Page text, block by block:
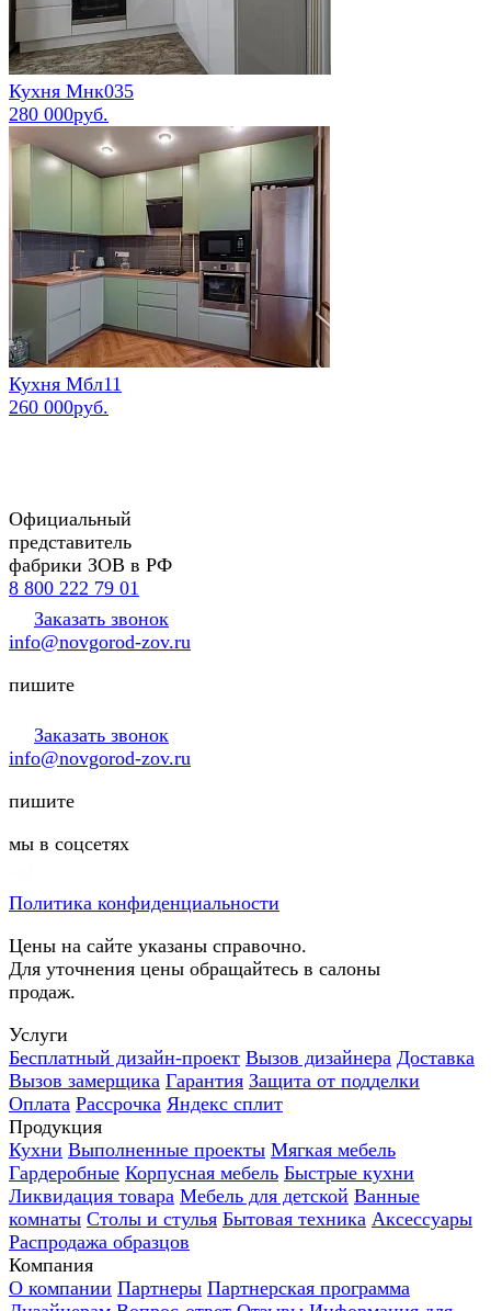
Кухня Мнк035
280 000руб.
Кухня Мбл11
260 000руб.
Официальный
представитель
фабрики ЗОВ в РФ
8 800 222 79 01
Заказать звонок
info@novgorod-zov.ru
пишите
Заказать звонок
info@novgorod-zov.ru
пишите
мы в соцсетях
Политика конфиденциальности
Цены на сайте указаны справочно.
Для уточнения цены обращайтесь в салоны
продаж.
Услуги
Бесплатный дизайн-проект Вызов дизайнера Доставка
Вызов замерщика Гарантия Защита от подделки
Оплата Рассрочка Яндекс сплит
Продукция
Кухни Выполненные проекты Мягкая мебель
Гардеробные Корпусная мебель Быстрые кухни
Ликвидация товара Мебель для детской Ванные
комнаты Столы и стулья Бытовая техника Аксессуары
Распродажа образцов
Компания
О компании Партнеры Партнерская программа